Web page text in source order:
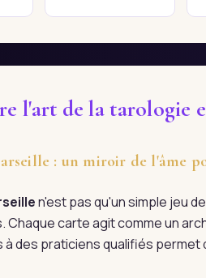
l'art de la tarologie
: un miroir de l'âme
n'est pas qu'un simple jeu
Chaque carte agit comme un
à des praticiens qualifiés